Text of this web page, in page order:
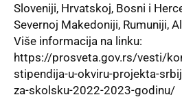
Sloveniji, Hrvatskoj, Bosni i
Severnoj Makedoniji, Rumuniji,
Više informacija na linku:
https://prosveta.gov.rs/vesti/
stipendija-u-okviru-projekta-
za-skolsku-2022-2023-godinu/